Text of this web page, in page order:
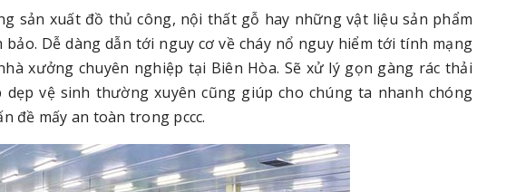
sản xuất đồ thủ công, nội thất gỗ hay những vật liệu sản phẩm
Dễ dàng dẫn tới nguy cơ về cháy nổ nguy hiểm tới tính mạng
xưởng chuyên nghiệp tại Biên Hòa. Sẽ xử lý gọn gàng rác thải
vệ sinh thường xuyên cũng giúp cho chúng ta nhanh chóng
đề mấy an toàn trong pccc.